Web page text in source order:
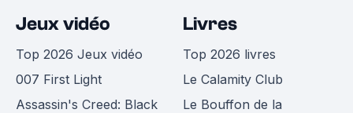
Jeux vidéo
Top 2026 Jeux vidéo
007 First Light
Assassin's Creed: Black
Livres
Top 2026 livres
Le Calamity Club
Le Bouffon de la